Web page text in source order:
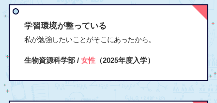
学習環境が整っている
私が勉強したいことがそこにあったから。
生物資源科学部 / 女性（2025年度入学）